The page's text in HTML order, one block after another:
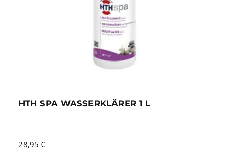
HTH SPA WASSERKLÄRER 1 L
28,95 €